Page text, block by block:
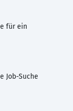
für ein
Job-Suche